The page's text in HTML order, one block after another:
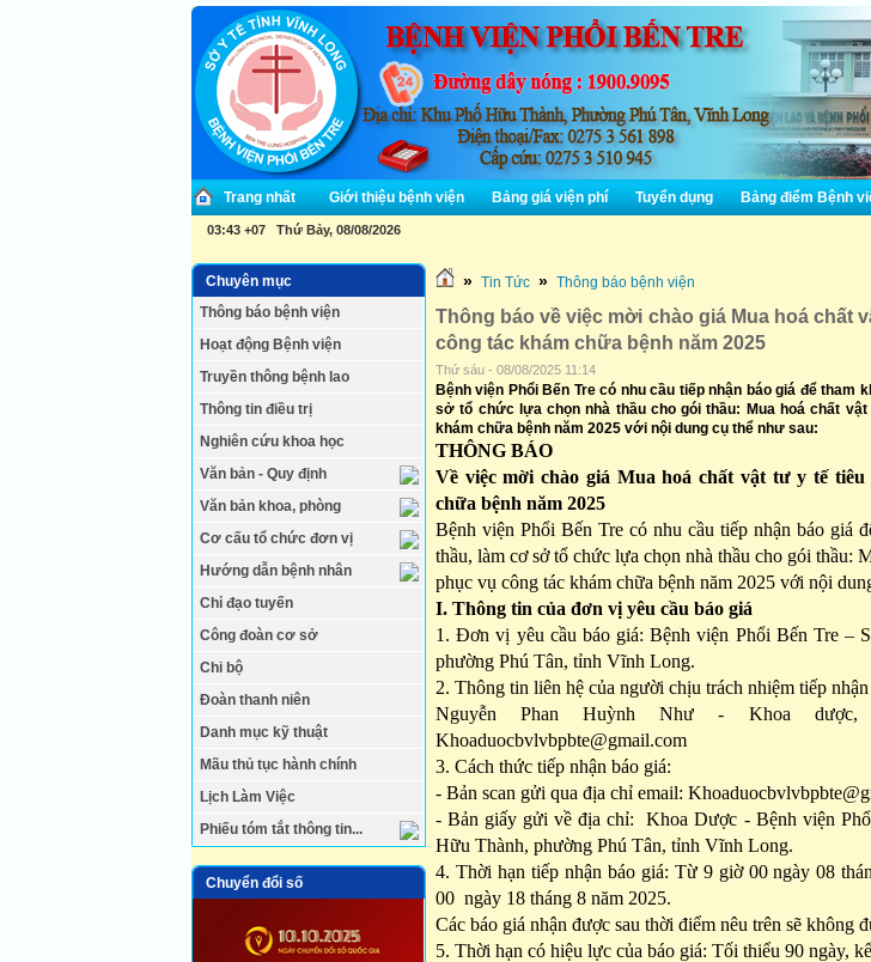
Trang nhất Giới thiệu bệnh viện Bảng giá viện phí Tuyển dụng Bảng điểm Bệnh
03:43 +07 Thứ Bảy, 08/08/2026
Chuyên mục
Thông báo bệnh viện
Hoạt động Bệnh viện
Truyền thông bệnh lao
Thông tin điều trị
Nghiên cứu khoa học
Văn bản - Quy định
Văn bản khoa, phòng
Cơ cấu tổ chức đơn vị
Hướng dẫn bệnh nhân
Chỉ đạo tuyến
Công đoàn cơ sở
Chi bộ
Đoàn thanh niên
Danh mục kỹ thuật
Mãu thủ tục hành chính
Lịch Làm Việc
Phiếu tóm tắt thông tin...
Chuyển đổi số
» Tin Tức » Thông báo bệnh viện
Thông báo về việc mời chào giá Mua hoá chất
công tác khám chữa bệnh năm 2025
Thứ sáu - 08/08/2025 11:14
Bệnh viện Phổi Bến Tre có nhu cầu tiếp nhận báo giá để tham
sở tổ chức lựa chọn nhà thầu cho gói thầu: Mua hoá chất
khám chữa bệnh năm 2025 với nội dung cụ thể như sau:
THÔNG BÁO
Về việc mời chào giá Mua hoá chất vật tư y tế
chữa bệnh năm 2025
Bệnh viện Phổi Bến Tre có nhu cầu tiếp nhận báo giá
thầu, làm cơ sở tổ chức lựa chọn nhà thầu cho gói thầu:
phục vụ công tác khám chữa bệnh năm 2025 với nội
I. Thông tin của đơn vị yêu cầu báo giá
1. Đơn vị yêu cầu báo giá: Bệnh viện Phổi Bến Tre –
phường Phú Tân, tỉnh Vĩnh Long.
2. Thông tin liên hệ của người chịu trách nhiệm tiếp nhận
Nguyễn Phan Huỳnh Như - Khoa dược,
Khoaduocbvlvbpbte@gmail.com
3. Cách thức tiếp nhận báo giá:
- Bản scan gửi qua địa chỉ email:
- Bản giấy gửi về địa chỉ: Khoa Dược - Bệnh viện
Hữu Thành, phường Phú Tân, tỉnh Vĩnh Long.
4. Thời hạn tiếp nhận báo giá: Từ 9 giờ 00 ngày 08
00 ngày 18 tháng 8 năm 2025.
Các báo giá nhận được sau thời điểm nêu trên sẽ không
5. Thời hạn có hiệu lực của báo giá: Tối thiểu 90 ngày,